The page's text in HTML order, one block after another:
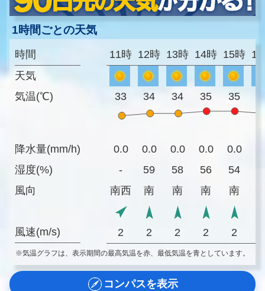
1時間ごとの天気
時間
天気
気温(℃)
降水量(mm/h)
湿度(%)
風向
風速(m/s)
11時 12時 13時 14時 15時
33 34 34 35 35
0.0 0.0 0.0 0.0 0.0
-
59 58 56 54
南西
南 南 南 南
2 2 2 2 2
※気温グラフは、表示期間の最高気温を赤、最低気温を青としています。
コンパスを表示